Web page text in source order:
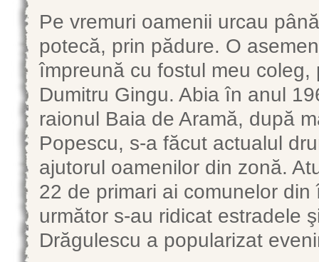
Pe vremuri oamenii urcau
potecă, prin pădure. O
împreună cu fostul meu
Dumitru Gingu. Abia în anul
raionul Baia de Aramă, după
Popescu, s-a făcut actualul
ajutorul oamenilor din zonă.
22 de primari ai comunelor
următor s-au ridicat estradele
Drăgulescu a popularizat